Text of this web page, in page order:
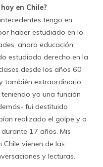
en Chile?
tengo en
haber estudiado en lo
ahora educación
estudiado derecho en la
desde los años 60
también extraordinario.
yo una función
fui destituido
realizado el golpe y a
17 años. Mis
vienen de las
y lecturas.